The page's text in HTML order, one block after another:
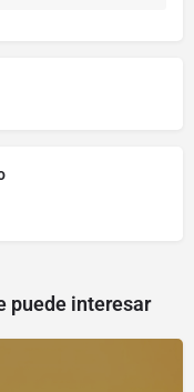
puede interesar